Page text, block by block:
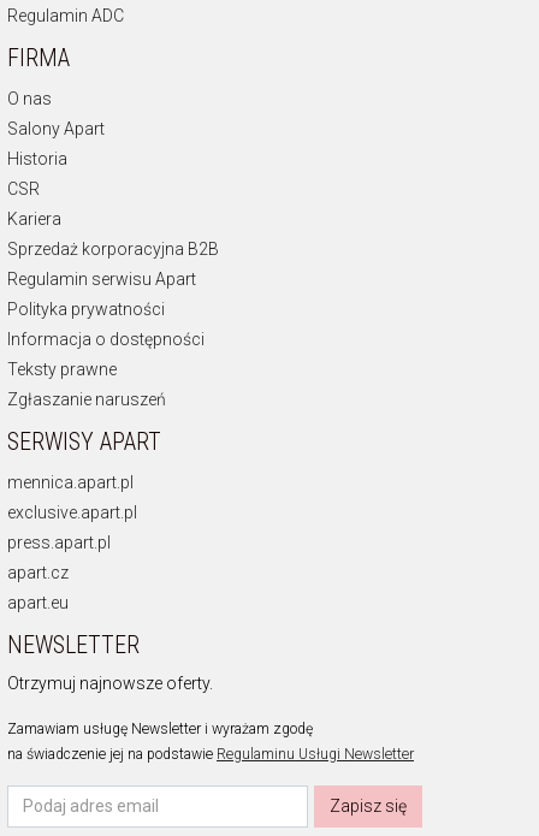
Regulamin ADC
FIRMA
O nas
Salony Apart
Historia
CSR
Kariera
Sprzedaż korporacyjna B2B
Regulamin serwisu Apart
Polityka prywatności
Informacja o dostępności
Teksty prawne
Zgłaszanie naruszeń
SERWISY APART
mennica.apart.pl
exclusive.apart.pl
press.apart.pl
apart.cz
apart.eu
NEWSLETTER
Otrzymuj najnowsze oferty.
Zamawiam usługę Newsletter i wyrażam zgodę
na świadczenie jej na podstawie Regulaminu Usługi Newsletter
Zapisz się